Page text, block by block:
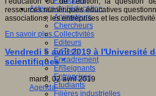
Acteurs de l'éducation
Animateurs
Chercheurs
Collectivités
Editeurs
EdTech
Encadrement
Enseignants
Entreprises
Etudiants
Filières industrielles
ressources numériques éducatives
associations, les entreprises et les
En savoir plus...
Vendredi 5 avril 2019 à l'Université
scientifiques "
mardi, 02 avril 2019
Agenda